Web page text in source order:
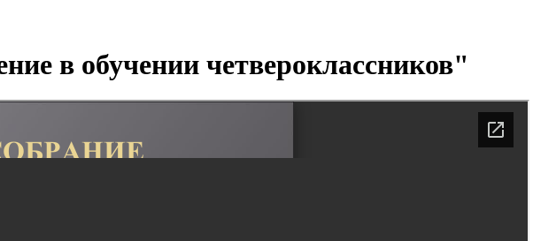
в обучении четвероклассников"